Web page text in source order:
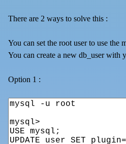
There are 2 ways to solve this :
You can set the root user to use the
You can create a new db_user with
Option 1 :